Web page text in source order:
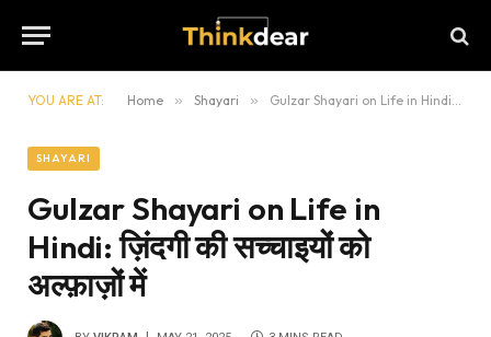
YOU ARE AT: Home » Shayari » Gulzar Shayari on Life in Hindi: ज़िंदगी की सच्चाइयों को अल्फ़ाज़ों में
SHAYARI
Gulzar Shayari on Life in
Hindi: ज़िंदगी की सच्चाइयों को
अल्फ़ाज़ों में